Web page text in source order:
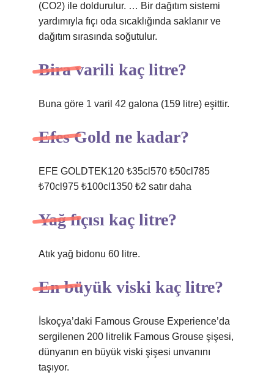
(CO2) ile doldurulur. … Bir dağıtım sistemi
yardımıyla fıçı oda sıcaklığında saklanır ve
dağıtım sırasında soğutulur.
Bira varili kaç litre?
Buna göre 1 varil 42 galona (159 litre) eşittir.
Efes Gold ne kadar?
EFE GOLDTEK120 ₺35cl570 ₺50cl785
₺70cl975 ₺100cl1350 ₺2 satır daha
Yağ fıçısı kaç litre?
Atık yağ bidonu 60 litre.
En büyük viski kaç litre?
İskoçya’daki Famous Grouse Experience’da
sergilenen 200 litrelik Famous Grouse şişesi,
dünyanın en büyük viski şişesi unvanını
taşıyor.